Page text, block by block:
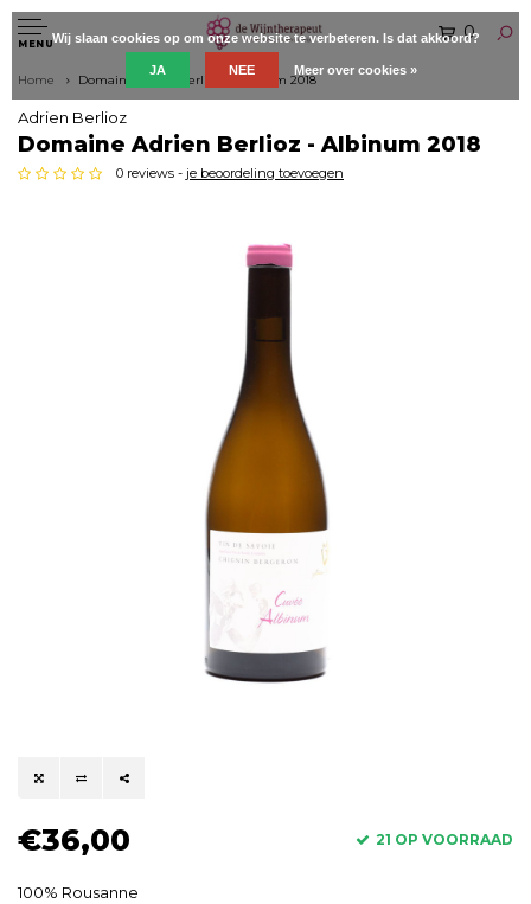
MENU
0
Home Domaine Adrien Berlioz - Albinum 2018
Adrien Berlioz
Domaine Adrien Berlioz - Albinum 2018
0 reviews - je beoordeling toevoegen
€36,00 21 OP VOORRAAD
100% Rousanne
Wij slaan cookies op om onze website te verbeteren. Is dat akkoord?
JA NEE Meer over cookies »